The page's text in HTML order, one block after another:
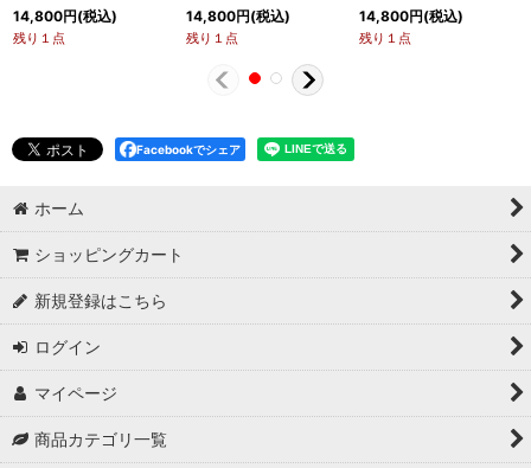
14,800円(税込)
残り１点
14,800円(税込)
残り１点
14,800円(税込)
残り１点
Facebookでシェア
ホーム
ショッピングカート
新規登録はこちら
ログイン
マイページ
商品カテゴリ一覧